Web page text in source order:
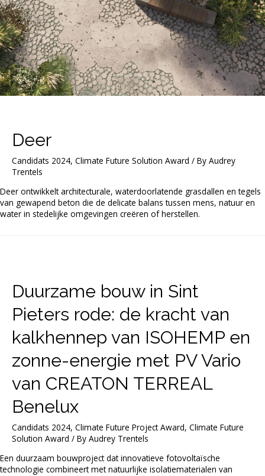
Deer
Candidats 2024, Climate Future Solution Award / By Audrey
Trentels
Deer ontwikkelt architecturale, waterdoorlatende grasdallen en tegels
van gewapend beton die de delicate balans tussen mens, natuur en
water in stedelijke omgevingen creëren of herstellen.
Duurzame bouw in Sint
Pieters rode: de kracht van
kalkhennep van ISOHEMP en
zonne-energie met PV Vario
van CREATON TERREAL
Benelux
Candidats 2024, Climate Future Project Award, Climate Future
Solution Award / By Audrey Trentels
Een duurzaam bouwproject dat innovatieve fotovoltaïsche
technologie combineert met natuurlijke isolatiematerialen van